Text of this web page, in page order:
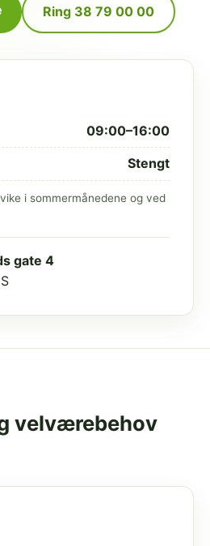
Ring 38 79 00 00
09:00–16:00
Stengt
i sommermånedene og ved
gate 4
velværebehov